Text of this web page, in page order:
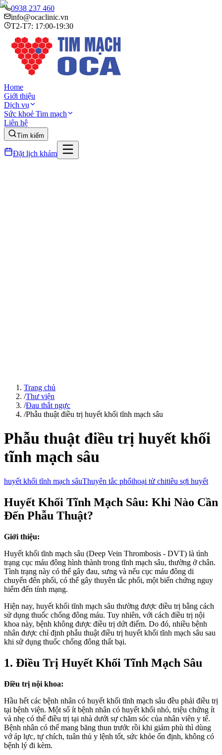
0938 237 460
info@ocaclinic.vn
T2-T7: 17:00-19:30
Home
Giới thiệu
Dịch vụ
Sức khoẻ Tim mạch
Liên hệ
Tìm kiếm
Đặt lịch khám
Trang chủ
/Thư viện
/Đau thắt ngực
/Phẫu thuật điều trị huyết khối tĩnh mạch sâu
Phẫu thuật điều trị huyết khối
tĩnh mạch sâu
huyết khối tĩnh mạch sâuThuyên tắc phổihoại tử chitiêu sợi huyết
Huyết Khối Tĩnh Mạch Sâu: Khi Nào Cần
Đến Phẫu Thuật?
Giới thiệu:
Huyết khối tĩnh mạch sâu (Deep Vein Thrombosis - DVT) là tình
trạng cục máu đông hình thành trong tĩnh mạch sâu, thường ở chân.
Tình trạng này có thể gây đau, sưng và nếu cục máu đông di
chuyển đến phổi, có thể gây thuyên tắc phổi, một biến chứng nguy
hiểm đến tính mạng.
Hiện nay, huyết khối tĩnh mạch sâu thường được điều trị bằng cách
sử dụng thuốc chống đông máu. Tuy nhiên, với cách điều trị nội
khoa này, bệnh không được điều trị dứt điểm. Do đó, nhiều bệnh
nhân được chỉ định phẫu thuật điều trị huyết khối tĩnh mạch sâu sau
khi sử dụng thuốc chống đông thất bại.
1. Điều Trị Huyết Khối Tĩnh Mạch Sâu
Điều trị nội khoa:
Hầu hết các bệnh nhân có huyết khối tĩnh mạch sâu đều phải điều trị
tại bệnh viện. Một số ít bệnh nhân có huyết khối nhỏ, triệu chứng ít
và nhẹ có thể điều trị tại nhà dưới sự chăm sóc của nhân viên y tế.
Bệnh nhân có thể mang băng thun trước rồi khi giảm phù thì dùng
vớ áp lực, tự chích, tuân thủ y lệnh tốt, sức khỏe ổn định, không có
bệnh lý đi kèm.